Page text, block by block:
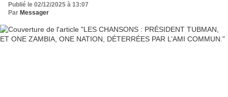
Publié le 02/12/2025 à 13:07
Par Messager